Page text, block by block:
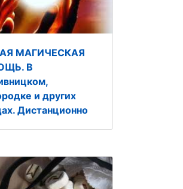
МАГИЧЕСКАЯ
В
и других
Дистанционно